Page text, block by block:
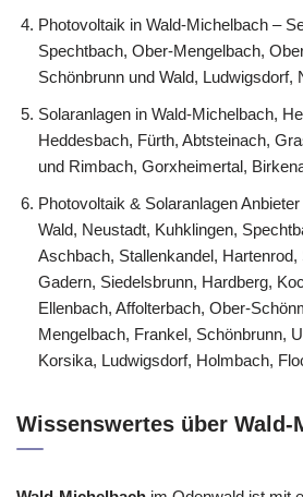
Photovoltaik in Wald-Michelbach –
Spechtbach, Ober-Mengelbach,
Schönbrunn und Wald, Ludwigsdorf,
Solaranlagen in Wald-Michelbach,
Heddesbach, Fürth, Abtsteinach,
und Rimbach, Gorxheimertal,
Photovoltaik & Solaranlagen
Wald, Neustadt, Kuhklingen,
Aschbach, Stallenkandel,
Gadern, Siedelsbrunn, Hardberg,
Ellenbach, Affolterbach, Ober-
Mengelbach, Frankel, Schönbrunn,
Korsika, Ludwigsdorf, Holmbach,
Wissenswertes über Wald-